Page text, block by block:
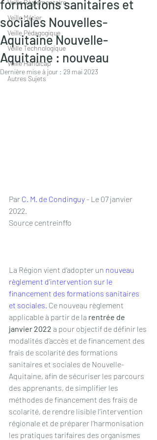
Veille Règlementaire
Veille Métier
Veille Pédagogique
Veille Technologique
Veille Handicap
Autres Sujets
formations sanitaires et
sociales Nouvelles-
Aquitaine Nouvelle-
Aquitaine : nouveau
Dernière mise à jour : 29 mai 2023
Par C. M. de Condinguy - Le 07 janvier
2022.
Source centreinffo
La Région vient d’adopter un nouveau
règlement d’intervention sur le
financement des formations sanitaires
et sociales. Ce nouveau règlement
applicable à partir de la rentrée de
janvier 2022 a pour objectif de définir les
modalités d’accès et de financement des
frais de scolarité des formations
sanitaires et sociales de Nouvelle-
Aquitaine, afin de sécuriser les parcours
des apprenants, de simplifier les
méthodes de financement des frais de
scolarité, de rendre lisible l’intervention
régionale et de préparer l’harmonisation
les pratiques tarifaires des organismes